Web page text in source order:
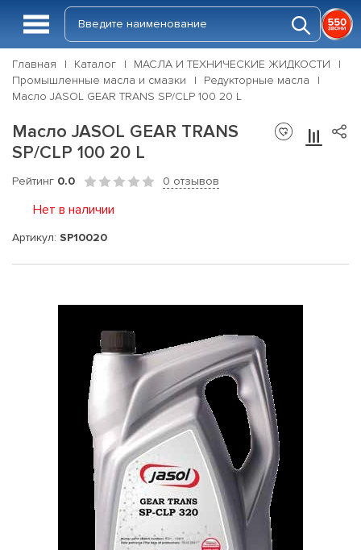
Главная Каталог
МАСЛА И ТЕХНИЧЕСКИЕ ЖИДКОСТИ
Промышленные масла и смазки
Редукторные масла
Масло JASOL GEAR TRANS SP/CLP 100 20 L
Масло JASOL GEAR TRANS
SP/CLP 100 20 L
Рейтинг 0.0 0 отзывов
Нет в наличии
Артикул: SP10020